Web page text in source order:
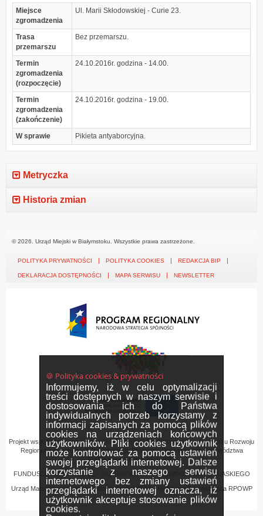
🍪 Polityka cookies & prywatności
Informujemy, iż w celu optymalizacji
treści dostępnych w naszym serwisie i
dostosowania ich do Państwa
indywidualnych potrzeb korzystamy z
informacji zapisanych za pomocą plików
cookies na urządzeniach końcowych
użytkowników. Pliki cookies użytkownik
może kontrolować za pomocą ustawień
swojej przeglądarki internetowej. Dalsze
korzystanie z naszego serwisu
internetowego bez zmiany ustawień
przeglądarki internetowej oznacza, iż
użytkownik akceptuje stosowanie plików
cookies.
Miejsce
zgromadzenia
Ul. Marii Skłodowskiej - Curie 23.
Trasa
przemarszu
Bez przemarszu.
Termin
zgromadzenia
(rozpoczęcie)
24.10.2016r. godzina - 14.00.
Termin
zgromadzenia
(zakończenie)
24.10.2016r. godzina - 19.00.
W sprawie Pikieta antyaborcyjna.
Metryczka
Historia zmian
© 2026. Urząd Miejski w Białymstoku. Wszystkie prawa zastrzeżone.
POLITYKA PRYWATNOŚCI POLITYKA COOKIES REDAKCJA BIP
DEKLARACJA DOSTĘPNOŚCI MAPA SERWISU NEWSLETTER
Projekt współfinansowany przez Unię Europejską z Europejskiego Funduszu Rozwoju
Regionalnego w ramach Regionalnego Programu Operacyjnego Województwa
Podlaskiego na lata 2007-2013
FUNDUSZE EUROPEJSKIE - DLA ROZWOJU WOJEWÓDZTWA PODLASKIEGO
Urząd Marszałkowski Województwa Podlaskiego – Instytucja Zarządzająca RPOWP